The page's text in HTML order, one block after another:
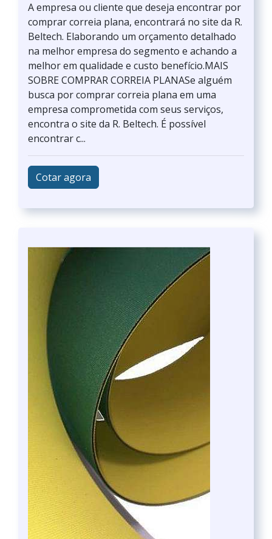
A empresa ou cliente que deseja encontrar por
comprar correia plana, encontrará no site da R.
Beltech. Elaborando um orçamento detalhado
na melhor empresa do segmento e achando a
melhor em qualidade e custo benefício.MAIS
SOBRE COMPRAR CORREIA PLANASe alguém
busca por comprar correia plana em uma
empresa comprometida com seus serviços,
encontra o site da R. Beltech. É possível
encontrar c...
Cotar agora